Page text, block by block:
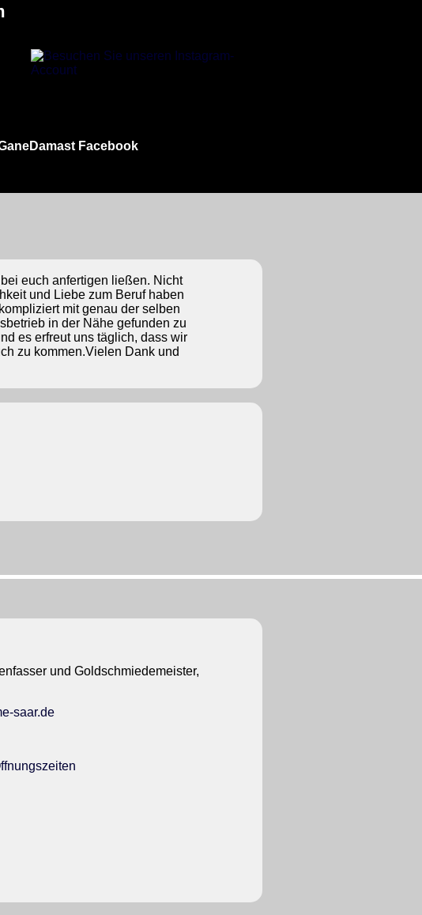
Facebook
euch anfertigen ließen. Nicht
und Liebe zum Beruf haben
mit genau der selben
in der Nähe gefunden zu
es erfreut uns täglich, dass wir
zu kommen.Vielen Dank und
und Goldschmiedemeister,
saar.de